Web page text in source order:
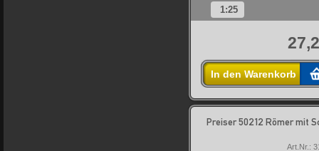
1:25
In den Warenkorb
Preiser 50212 Römer mit
Art.Nr.: